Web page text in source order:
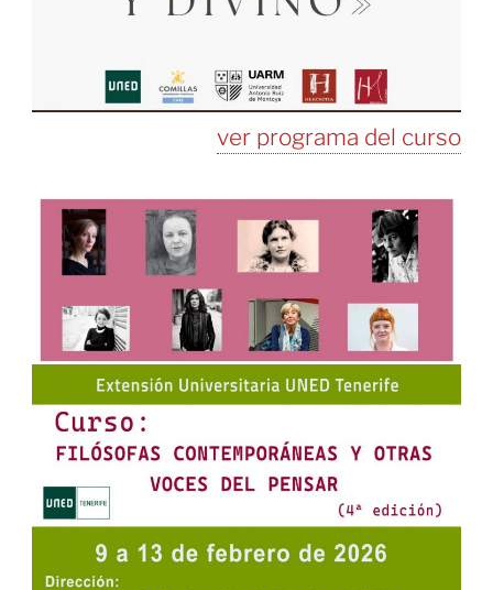
ver programa del curso